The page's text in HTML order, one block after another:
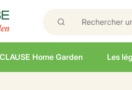
Home Garden Les